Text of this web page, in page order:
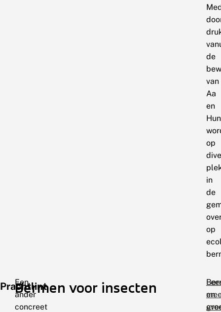
de
van
Aa
en
op
in
de
op
Prachtlint
Een
ander
concreet
Bermen voor insecten
en